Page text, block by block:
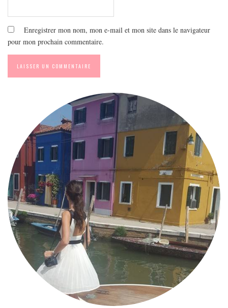
Enregistrer mon nom, mon e-mail et mon site dans le navigateur
pour mon prochain commentaire.